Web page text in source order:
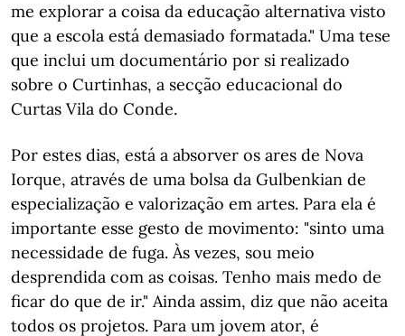
me explorar a coisa da educação alternativa visto
que a escola está demasiado formatada." Uma tese
que inclui um documentário por si realizado
sobre o Curtinhas, a secção educacional do
Curtas Vila do Conde.
Por estes dias, está a absorver os ares de Nova
Iorque, através de uma bolsa da Gulbenkian de
especialização e valorização em artes. Para ela é
importante esse gesto de movimento: "sinto uma
necessidade de fuga. Às vezes, sou meio
desprendida com as coisas. Tenho mais medo de
ficar do que de ir." Ainda assim, diz que não aceita
todos os projetos. Para um jovem ator, é